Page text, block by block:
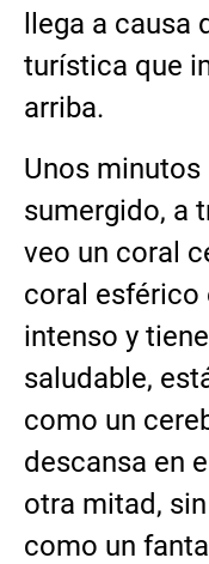
llega a
turística que
arriba.
Unos minutos
sumergido, a
veo un coral
coral esférico
intenso y
saludable,
como un
descansa en
otra mitad,
como un